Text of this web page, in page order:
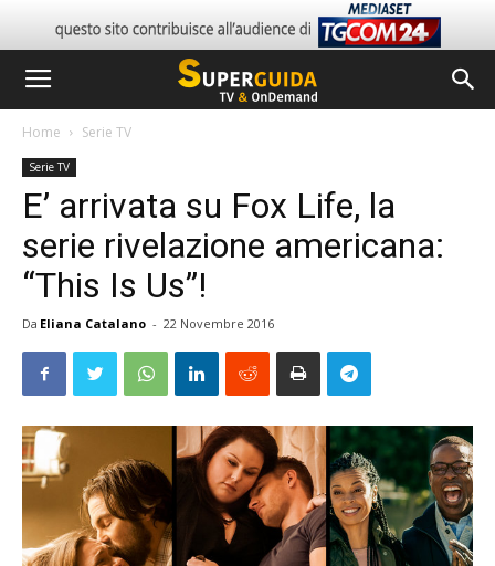
Home Serie TV
Serie TV
E’ arrivata su Fox Life, la
serie rivelazione americana:
“This Is Us”!
Da Eliana Catalano - 22 Novembre 2016